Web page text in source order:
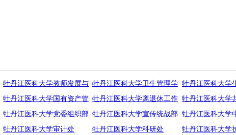
牡丹江医科大学教师发展与 牡丹江医科大学卫生管理学 牡丹江医科大学
牡丹江医科大学国有资产管 牡丹江医科大学离退休工作 牡丹江医科大学
牡丹江医科大学党委组织部 牡丹江医科大学宣传统战部 牡丹江医科大学
牡丹江医科大学审计处 牡丹江医科大学科研处 牡丹江医科大学